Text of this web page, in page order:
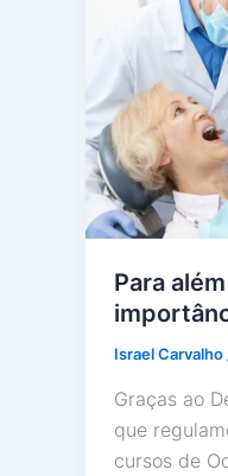
Para
Israel Carvalho
Graças ao
que
cursos de